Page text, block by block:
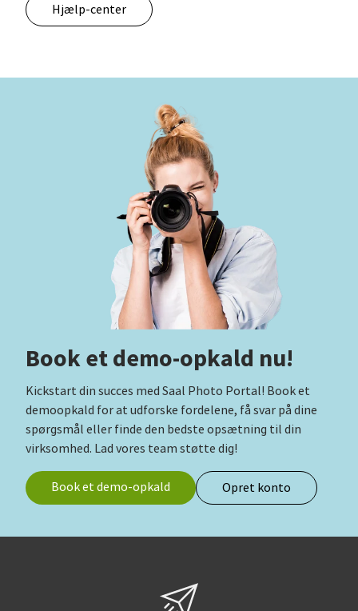
Hjælp-center
Book et demo-opkald nu!
Kickstart din succes med Saal Photo Portal! Book et
demoopkald for at udforske fordelene, få svar på dine
spørgsmål eller finde den bedste opsætning til din
virksomhed. Lad vores team støtte dig!
Book et demo-opkald Opret konto